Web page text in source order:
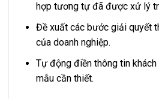
hợp tương tự đã được xử lý
Đề xuất các bước giải quyết
của doanh nghiệp.
Tự động điền thông tin khách
mẫu cần thiết.